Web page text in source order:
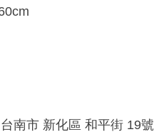
南市 新化區 和平街 19號